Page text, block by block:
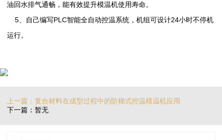
油回水排气通畅，能有效提升模温机使用寿命。
5、自己编写PLC智能全自动控温系统，机组可设计24小时不停机
运行。
上一篇：复合材料在成型过程中的阶梯式控温模温机应用
下一篇：暂无